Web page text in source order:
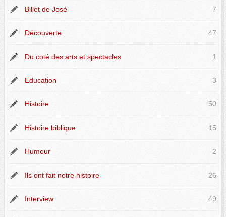
Billet de José 7
Découverte 47
Du coté des arts et spectacles 1
Education 3
Histoire 50
Histoire biblique 15
Humour 2
Ils ont fait notre histoire 26
Interview 49